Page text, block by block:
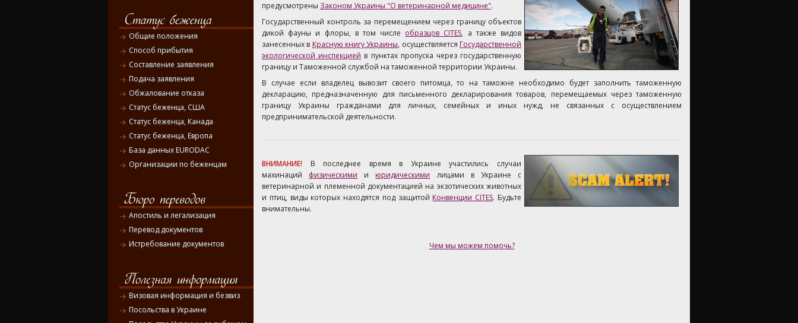
Общие положения
Способ прибытия
Составление заявления
Подача заявления
Обжалование отказа
Статус беженца, США
Статус беженца, Канада
Статус беженца, Европа
База данных EURODAC
Организации по беженцам
Апостиль и легализация
Перевод документов
Истребование документов
Визовая информация и безвиз
Посольства в Украине
предусмотрены Законом Украины "О ветеринарной медицине".
Государственный контроль за перемещением через границу объектов
дикой фауны и флоры, в том числе образцов CITES, а также видов
занесенных в Красную книгу Украины, осуществляется Государственной
экологической инспекцией в пунктах пропуска через государственную
границу и Таможенной службой на таможенной территории Украины.
В случае если владелец вывозит своего питомца, то на таможне необходимо будет заполнить таможенную
декларацию, предназначенную для письменного декларирования товаров, перемещаемых через таможенную
границу Украины гражданами для личных, семейных и иных нужд, не связанных с осуществлением
предпринимательской деятельности.
ВНИМАНИЕ! В последнее время в Украине участились случаи
махинаций физическими и юридическими лицами в Украине с
ветеринарной и племенной документацией на экзотических животных
и птиц, виды которых находятся под защитой Конвенции CITES. Будьте
внимательны.
Чем мы можем помочь?